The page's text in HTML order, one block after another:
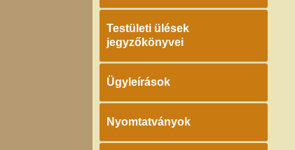
Testületi ülések
jegyzőkönyvei
Ügyleírások
Nyomtatványok